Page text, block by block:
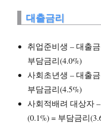
대출금리
취업준비생 – 대출
부담금리(4.0%)
사회초년생 – 대출
부담금리(4.5%)
사회적배려 대상자
(0.1%) = 부담금리